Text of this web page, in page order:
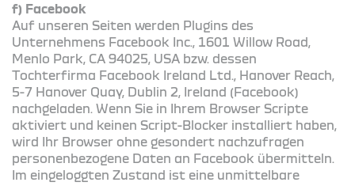
f) Facebook
Auf unseren Seiten werden Plugins des
Unternehmens Facebook Inc., 1601 Willow Road,
Menlo Park, CA 94025, USA bzw. dessen
Tochterfirma Facebook Ireland Ltd., Hanover Reach,
5-7 Hanover Quay, Dublin 2, Ireland (Facebook)
nachgeladen. Wenn Sie in Ihrem Browser Scripte
aktiviert und keinen Script-Blocker installiert haben,
wird Ihr Browser ohne gesondert nachzufragen
personenbezogene Daten an Facebook übermitteln.
Im eingeloggten Zustand ist eine unmittelbare